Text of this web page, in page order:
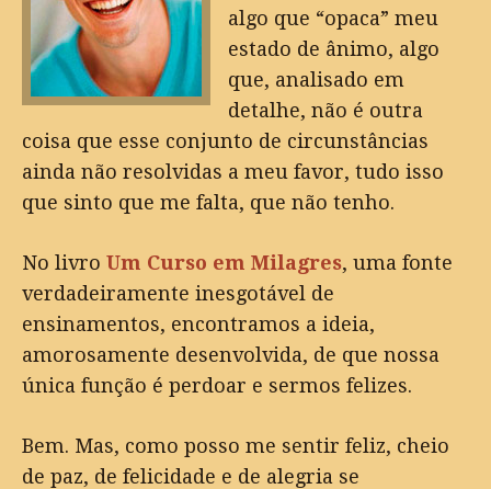
algo que “opaca” meu
estado de ânimo, algo
que, analisado em
detalhe, não é outra
coisa que esse conjunto de circunstâncias
ainda não resolvidas a meu favor, tudo isso
que sinto que me falta, que não tenho.
No livro Um Curso em Milagres, uma fonte
verdadeiramente inesgotável de
ensinamentos, encontramos a ideia,
amorosamente desenvolvida, de que nossa
única função é perdoar e sermos felizes.
Bem. Mas, como posso me sentir feliz, cheio
de paz, de felicidade e de alegria se